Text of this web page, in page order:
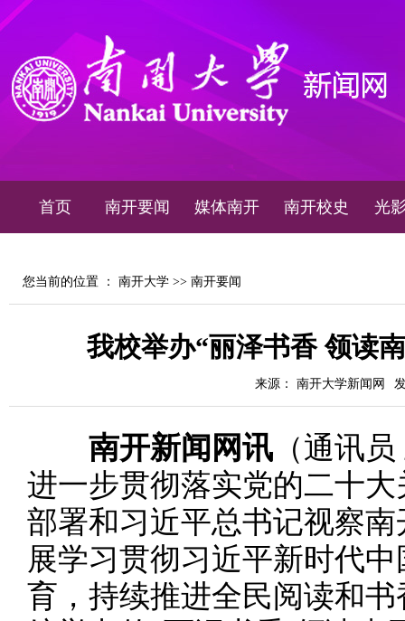
首页 南开要闻 媒体南开 南开校史 光
您当前的位置 ： 南开大学 >> 南开要闻
我校举办“丽泽书香 领读
来源： 南开大学新闻网
南开新闻网讯 （通讯
进一步贯彻落实党的二十
部署和习近平总书记视察
展学习贯彻习近平新时代
育，持续推进全民阅读和